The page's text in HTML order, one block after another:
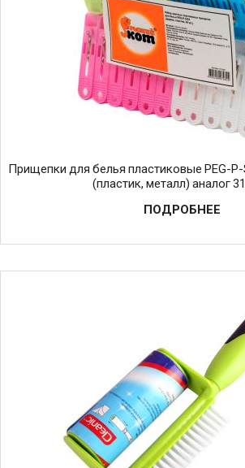
Прищепки для белья пластиковые PEG-
(пластик, металл) аналог
ПОДРОБНЕЕ